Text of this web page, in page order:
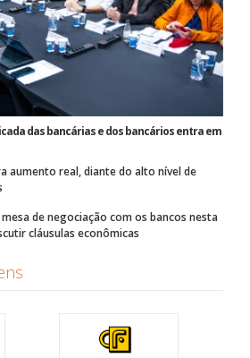
das bancárias e dos bancários entra em
aumento real, diante do alto nível de
de negociação com os bancos nesta
cláusulas econômicas